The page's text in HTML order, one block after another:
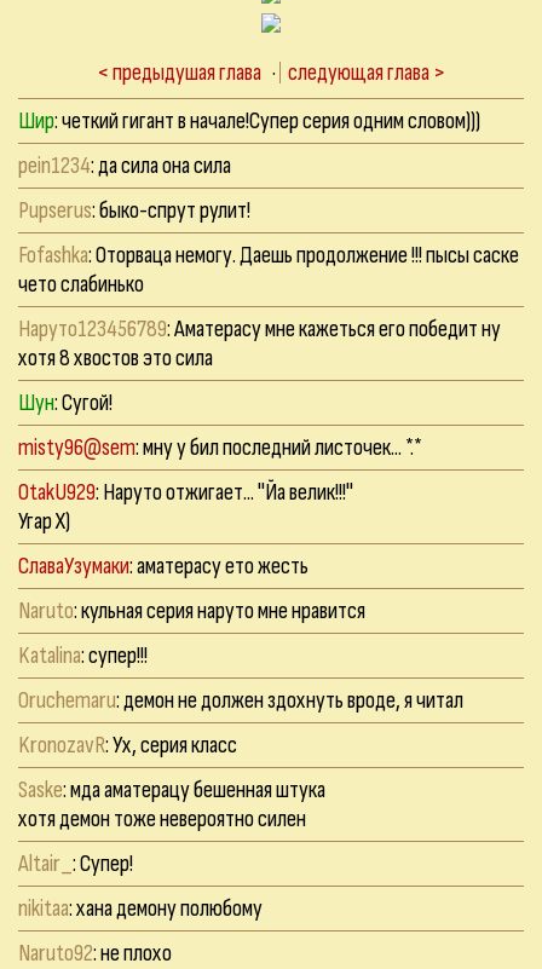
< предыдушая глава · следующая глава >
Шир: четкий гигант в начале!Супер серия одним словом)))
pein1234: да сила она сила
Pupserus: быко-спрут рулит!
Fofashka: Оторваца немогу. Даешь продолжение !!! пысы саске
чето слабинько
Наруто123456789: Аматерасу мне кажеться его победит ну
хотя 8 хвостов это сила
Шун: Сугой!
misty96@sem: мну у бил последний листочек... *.*
OtakU929: Наруто отжигает... "Йа велик!!!"
Угар Х)
СлаваУзумаки: аматерасу ето жесть
Naruto: кульная серия наруто мне нравится
Katalina: супер!!!
Oruchemaru: демон не должен здохнуть вроде, я читал
KronozavR: Ух, серия класс
Saske: мда аматерацу бешенная штука
хотя демон тоже невероятно силен
Altair_ : Супер!
nikitaa: хана демону полюбому
Naruto92: не плохо